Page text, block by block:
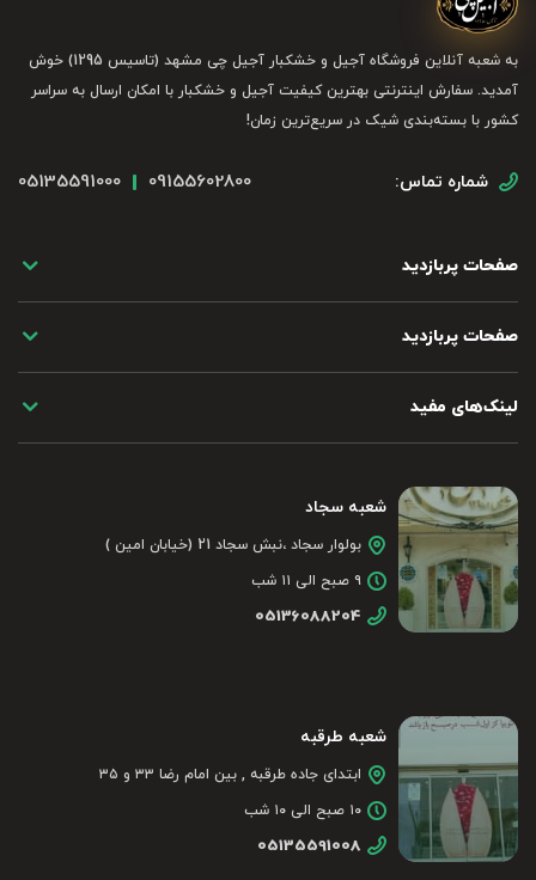
به شعبه آنلاین فروشگاه آجیل و خشکبار آجیل چی مشهد (تاسیس 1295) خوش
آمدید. سفارش اینترنتی بهترین کیفیت آجیل و خشکبار با امکان ارسال به سراسر
کشور با بسته‌بندی شیک در سریع‌ترین زمان!
شماره تماس: 09155602800
05135591000
صفحات پربازدید
صفحات پربازدید
لینک‌های مفید
شعبه سجاد
بولوار سجاد ،نبش سجاد 21 (خیابان امین )
۹ صبح الی ۱۱ شب
05136088204
شعبه طرقبه
ابتدای جاده طرقبه , بین امام رضا ۳۳ و ۳۵
۱۰ صبح الی ۱۰ شب
05135591008